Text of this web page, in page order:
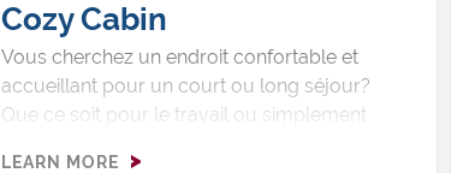
Cozy Cabin
Vous cherchez un endroit confortable et
accueillant pour un court ou long séjour?
Que ce soit pour le travail ou simplement
LEARN MORE